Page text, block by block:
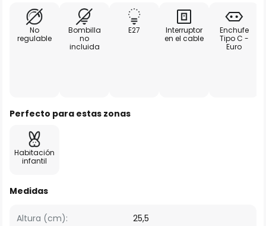
No
regulable
Bombilla
no
incluida
E27
Interruptor
en el cable
Enchufe
Tipo C -
Euro
Perfecto para estas zonas
Habitación
infantil
Medidas
Altura (cm): 25,5